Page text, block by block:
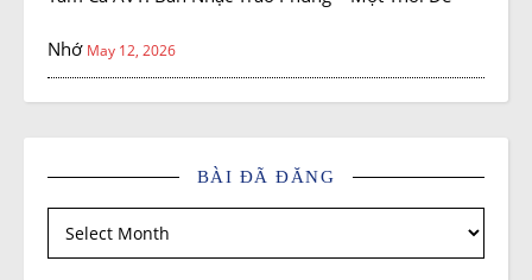
Nhớ May 12, 2026
BÀI ĐÃ ĐĂNG
Bài đã đăng